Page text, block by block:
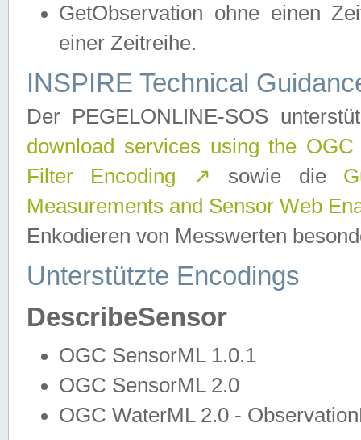
GetObservation ohne einen
einer Zeitreihe.
INSPIRE Technical
Der PEGELONLINE-SOS
download services using the
Filter Encoding
↗ sowie die
Measurements and Sensor Web
Enkodieren von Messwerten
Unterstützte Encodings
DescribeSensor
OGC SensorML 1.0.1
OGC SensorML 2.0
OGC WaterML 2.0 -